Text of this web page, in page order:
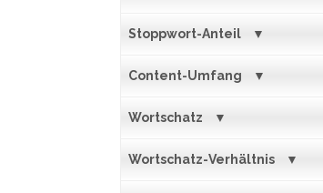
Stoppwort-Anteil
Content-Umfang
Wortschatz
Wortschatz-Verhältnis